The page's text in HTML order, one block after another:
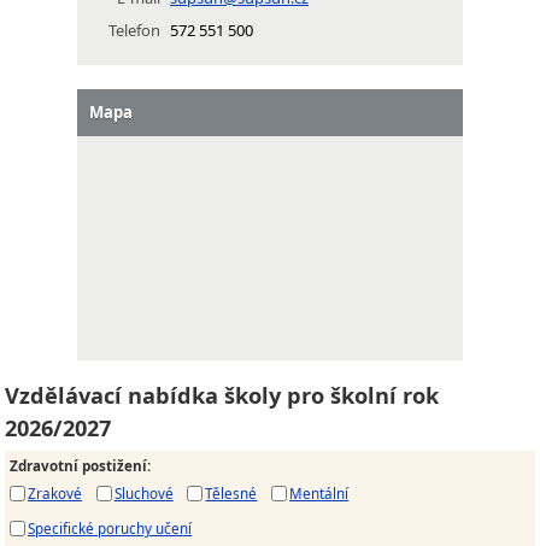
Telefon 572 551 500
Mapa
Vzdělávací nabídka školy pro školní rok
2026/2027
Zdravotní postižení:
Zrakové
Sluchové Tělesné
Mentální
Specifické poruchy učení